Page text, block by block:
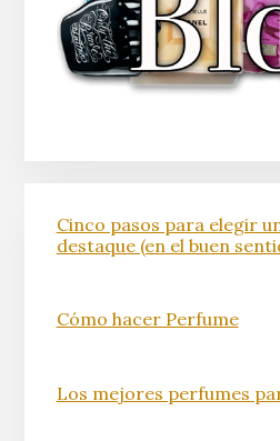
Cinco pasos para elegir
destaque (en el buen
Cómo hacer Perfume
Los mejores perfumes